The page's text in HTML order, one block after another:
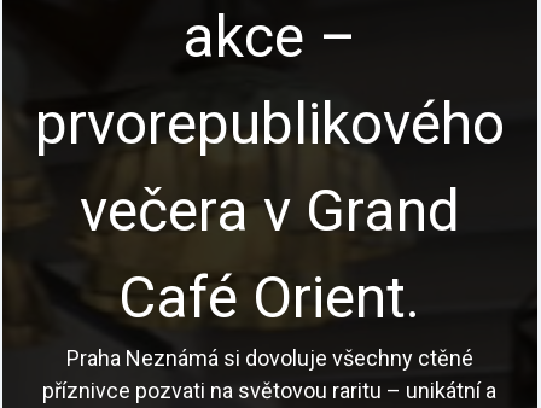
akce –
prvorepublikového
večera v Grand
Café Orient.
Praha Neznámá si dovoluje všechny ctěné
příznivce pozvati na světovou raritu – unikátní a